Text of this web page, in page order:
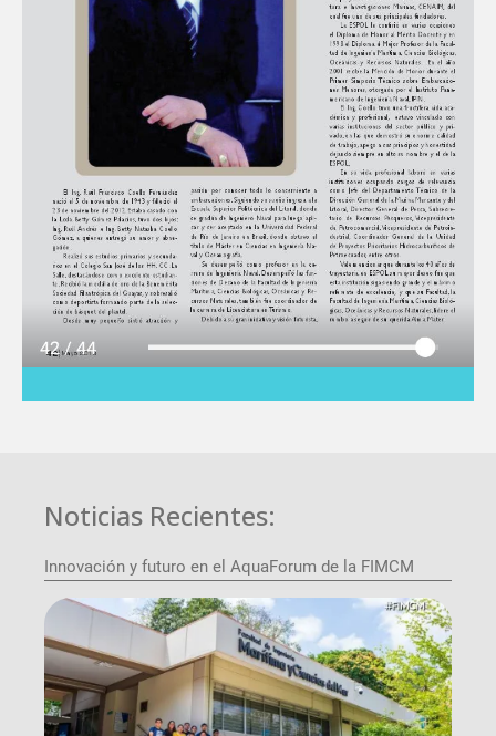
Noticias Recientes:
Innovación y futuro en el AquaForum de la FIMCM